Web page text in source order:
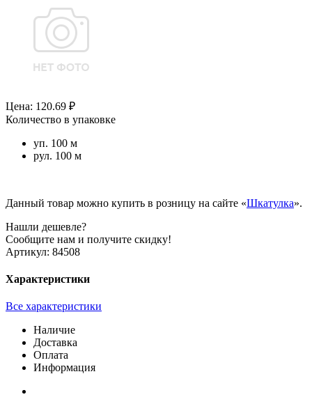
Цена: 120.69 ₽
Количество в упаковке
уп. 100 м
рул. 100 м
Данный товар можно купить в розницу на сайте «Шкатулка».
Нашли дешевле?
Сообщите нам и получите скидку!
Артикул: 84508
Характеристики
Все характеристики
Наличие
Доставка
Оплата
Информация